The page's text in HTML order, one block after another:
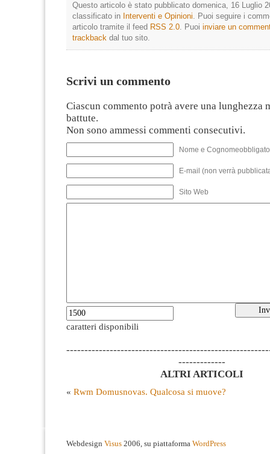
Questo articolo è stato pubblicato domenica, 16 Luglio
classificato in Interventi e Opinioni. Puoi seguire i
articolo tramite il feed RSS 2.0. Puoi inviare un
trackback dal tuo sito.
Scrivi un commento
Ciascun commento potrà avere una lunghezza
battute.
Non sono ammessi commenti consecutivi.
Nome e
E-mail (non verrà
Sito Web
caratteri disponibili
-------------
ALTRI ARTICOLI
« Rwm Domusnovas. Qualcosa si muove?
Webdesign Visus 2006, su piattaforma WordPress